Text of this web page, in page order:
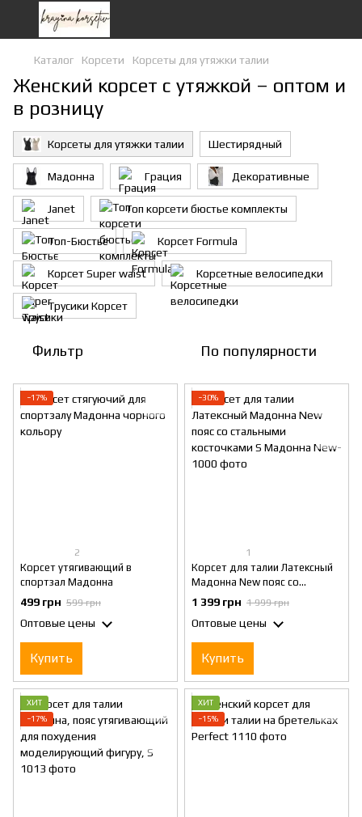
Каталог Корсети Корсеты для утяжки талии
Женский корсет с утяжкой – оптом и
в розницу
Корсеты для утяжки талии Шестирядный
Мадонна Грация Декоративные
Janet Топ корсети бюстье комплекты
Топ-Бюстьє Корсет Formula
Корсет Super waist Корсетные велосипедки
Трусики Корсет
Фильтр По популярности
−17%
2
Корсет утягивающий в
спортзал Мадонна
499 грн 599 грн
Оптовые цены
Купить
−30%
1
Корсет для талии Латексный
Мадонна New пояс со
стальными косточками S
1 399 грн 1 999 грн
Оптовые цены
Купить
ХИТ
−17%
ХИТ
−15%